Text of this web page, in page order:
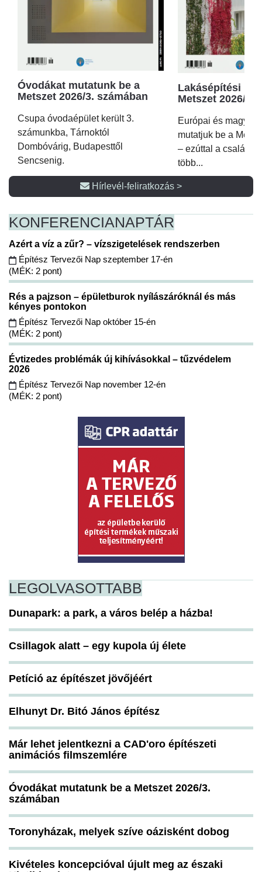
Óvodákat mutatunk be a
Metszet 2026/3. számában
Csupa óvodaépület került 3.
számunkba, Tárnoktól
Dombóvárig, Budapesttől
Sencsenig.
Lakásépítési
Metszet 2026/2.
Európai és magyar
mutatjuk be a
– ezúttal a családi
több...
Hírlevél-feliratkozás >
KONFERENCIANAPTÁR
Azért a víz a zűr? – vízszigetelések rendszerben
Építész Tervezői Nap szeptember 17-én
(MÉK: 2 pont)
Rés a pajzson – épületburok nyílászáróknál és más
kényes pontokon
Építész Tervezői Nap október 15-én
(MÉK: 2 pont)
Évtizedes problémák új kihívásokkal – tűzvédelem
2026
Építész Tervezői Nap november 12-én
(MÉK: 2 pont)
LEGOLVASOTTABB
Dunapark: a park, a város belép a házba!
Csillagok alatt – egy kupola új élete
Petíció az építészet jövőjéért
Elhunyt Dr. Bitó János építész
Már lehet jelentkezni a CAD'oro építészeti
animációs filmszemlére
Óvodákat mutatunk be a Metszet 2026/3.
számában
Toronyházak, melyek szíve oázisként dobog
Kivételes koncepcióval újult meg az északi